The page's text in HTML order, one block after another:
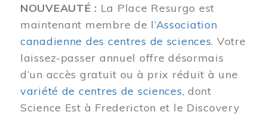
NOUVEAUTÉ : La Place Resurgo est
maintenant membre de l’Association
canadienne des centres de sciences. Votre
laissez-passer annuel offre désormais
d’un accès gratuit ou à prix réduit à une
variété de centres de sciences, dont
Science Est à Fredericton et le Discovery